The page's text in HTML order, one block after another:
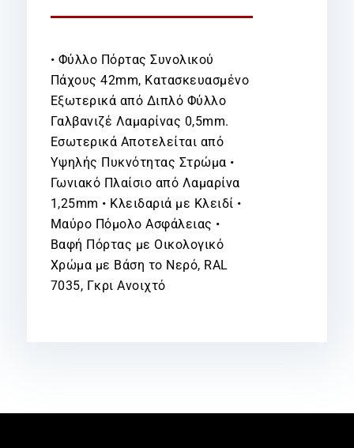
• Φύλλο Πόρτας Συνολικού
Πάχους 42mm, Κατασκευασμένο
Εξωτερικά από Διπλό Φύλλο
Γαλβανιζέ Λαμαρίνας 0,5mm.
Εσωτερικά Αποτελείται από
Υψηλής Πυκνότητας Στρώμα •
Γωνιακό Πλαίσιο από Λαμαρίνα
1,25mm • Κλειδαριά με Κλειδί •
Μαύρο Πόμολο Ασφάλειας •
Βαφή Πόρτας με Οικολογικό
Χρώμα με Βάση το Νερό, RAL
7035, Γκρι Ανοιχτό